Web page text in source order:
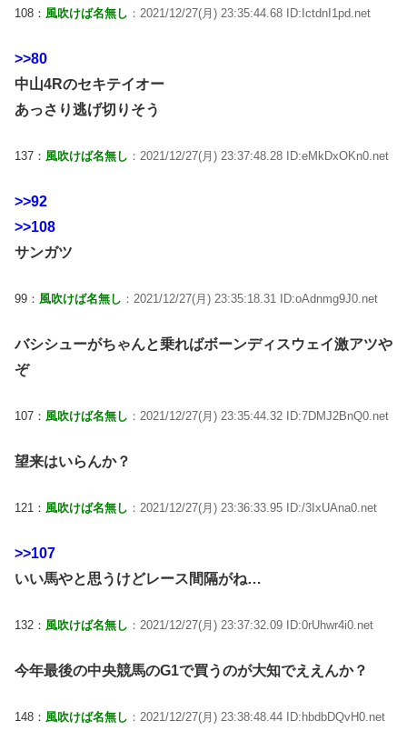
108： 風吹けば名無し ：2021/12/27(月) 23:35:44.68 ID:IctdnI1pd.net
>>80
中山4Rのセキテイオー
あっさり逃げ切りそう
137： 風吹けば名無し ：2021/12/27(月) 23:37:48.28 ID:eMkDxOKn0.net
>>92
>>108
サンガツ
99： 風吹けば名無し ：2021/12/27(月) 23:35:18.31 ID:oAdnmg9J0.net
バシシューがちゃんと乗ればボーンディスウェイ激アツや
ぞ
107： 風吹けば名無し ：2021/12/27(月) 23:35:44.32 ID:7DMJ2BnQ0.net
望来はいらんか？
121： 風吹けば名無し ：2021/12/27(月) 23:36:33.95 ID:/3IxUAna0.net
>>107
いい馬やと思うけどレース間隔がね…
132： 風吹けば名無し ：2021/12/27(月) 23:37:32.09 ID:0rUhwr4i0.net
今年最後の中央競馬のG1で買うのが大知でええんか？
148： 風吹けば名無し ：2021/12/27(月) 23:38:48.44 ID:hbdbDQvH0.net